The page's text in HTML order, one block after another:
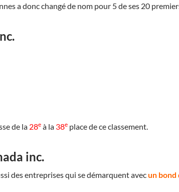
a donc changé de nom pour 5 de ses 20
de la 28e à la 38e place de ce classement.
inc.
des entreprises qui se démarquent avecun bond